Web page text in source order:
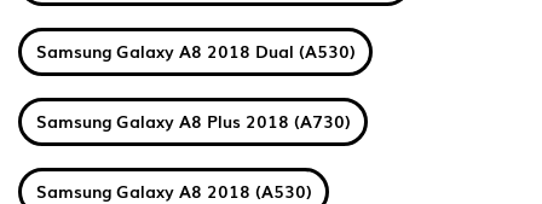
Samsung Galaxy A8 2018 Dual (A530)
Samsung Galaxy A8 Plus 2018 (A730)
Samsung Galaxy A8 2018 (A530)